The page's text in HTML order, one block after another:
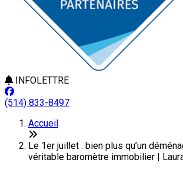
INFOLETTRE
(514) 833-8497
Accueil
Le 1er juillet : bien plus qu’un
véritable baromètre immobilier |